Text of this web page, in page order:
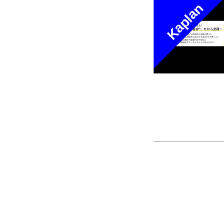
Kaplan